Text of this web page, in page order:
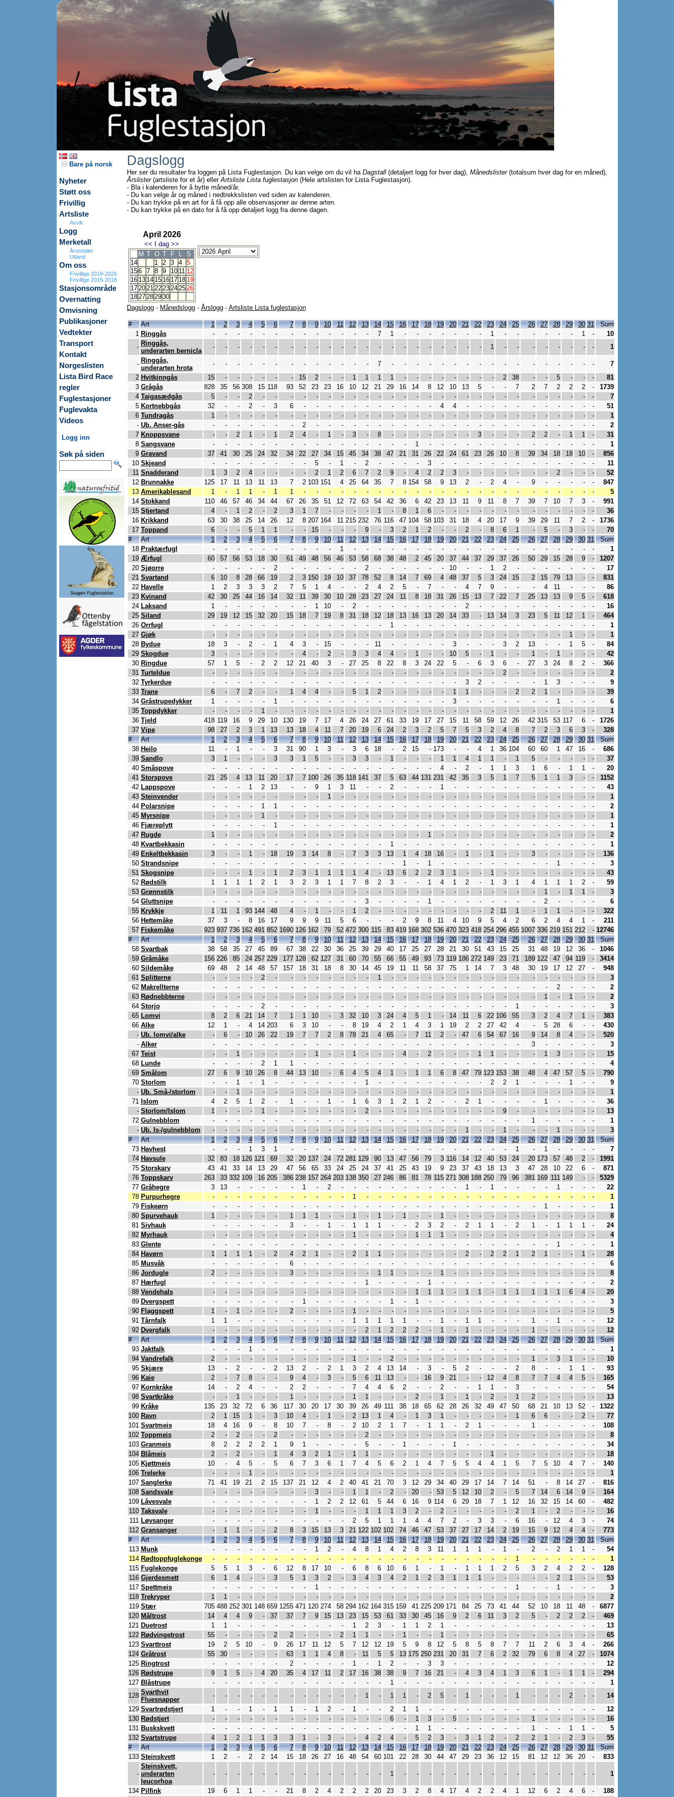
Bare på norsk
Nyheter
Støtt oss
Frivillig
Artsliste
Avvik
Logg
Merketall
Årstotaler
Utland
Om oss
Frivillige 2019-2026
Frivillige 2015-2018
Stasjonsområde
Overnatting
Omvisning
Publikasjoner
Vedtekter
Transport
Kontakt
Norgeslisten
Lista Bird Race
regler
Fuglestasjoner
Fuglevakta
Videos
Logg inn
Søk på siden
Dagslogg
Her ser du resultater fra loggen på Lista Fuglestasjon. Du kan velge om du vil ha Dagstall(detaljert logg for hver dag), Månedslister(totalsum hver dag for en måned),
Årslister(artsliste for et år) ellerArtsliste Lista fuglestasjon(Hele artslisten for Lista Fuglestasjon).
- Bla i kalenderen for å bytte måned/år.
- Du kan velge år og måned i nedtrekkslisten ved siden av kalenderen.
- Du kan trykke på en art for å få opp alle observasjoner av denne arten.
- Du kan trykke på en dato for å få opp detaljert logg fra denne dagen.
April 2026
<< I dag >>
M T O T F L
S
14
1 2 3 4
5
156 7 8 9 10 11 12
16 13 14 15 16 17 18 19
1720212223242526
1827282930
Dagslogg- Månedslogg- Årslogg- Artsliste Lista fuglestasjon
# Art 1 2 3 4 5 6 7 8 9 10 11 12 13 14 15 16 17 18 19 20 21 22 23 24 25 26 27 28 29 30 31
Sum
1 Ringgås - - - - - - - - - - - - - 7 1 - - - - - - - 1 - - - - - - 1 -
10
- Ringgås,
underarten bernicla
- - - - - - - - - - - - - - - - - - - - - - 1 - - - - - - - - 1
- Ringgås,
underarten hrota
- - - - - - - - - - - - - 7 - - - - - - - - - - - - - - - - -
7
2 Hvitkinngås 15 - - - - - - 15 2 - - 1 1 1 1 - - - - - - - - 2 38 - - 5 - - -
81
3 Grågås 828 35 56 308 15 118 93 52 23 23 16 10 12 21 29 16 14 8 12 10 13 5 - - 7 2 7 2 2 2 -
1739
4 Taigasædgås 5 - - 2 - - - - - - - - - - - - - - - - - - - - - - - - - - -
7
5 Kortnebbgås 32 - - 2 - 3 6 - - - - - - - - - - - 4 4 - - - - - - - - - - -
51
6 Tundragås 1 - - - - - - - - - - - - - - - - - - - - - - - - - - - - - -
1
- Ub. Anser-gås - - - - - - - 2 - - - - - - - - - - - - - - - - - - - - - - -
2
7 Knoppsvane - - 2 1 - 1 2 4 - 1 - 3 - 8 - - - - - - - 3 - - - 2 2 - 1 1 -
31
8 Sangsvane - - - - - - - - - - - - - - - - 1 - - - - - - - - - - - - - -
1
9 Gravand 37 41 30 25 24 32 34 22 27 34 15 45 34 38 47 21 31 26 22 24 61 23 26 10 8 39 34 18 18 10 -
856
10 Skjeand - - - - - - - - 5 - 1 - 2 - - - - 3 - - - - - - - - - - - - -
11
11 Snadderand 1 3 2 4 - - - - 2 1 2 6 7 2 9 - 4 2 2 3 - - - - - - - 2 - - -
52
12 Brunnakke 125 17 11 13 11 13 7 2 103 151 4 25 64 35 7 8 154 58 9 13 2 - 2 4 - 9 - - - - -
847
13 Amerikablesand 1 - 1 1 - 1 1 - - - - - - - - - - - - - - - - - - - - - - - -
5
14 Stokkand 110 46 57 46 34 44 67 26 35 51 12 72 63 54 42 36 6 42 23 13 11 9 11 8 7 39 7 10 7 3 -
991
15 Stjertand 4 - 1 2 - 2 3 1 7 - - - - 1 - 8 1 6 - - - - - - - - - - - - -
36
16 Krikkand 63 30 38 25 14 26 12 8 207 164 11 215 232 76 116 47 104 58 103 31 18 4 20 17 9 39 29 11 7 2 -
1736
17 Toppand 6 - - 5 1 1 - - 15 - - - 9 - 3 2 1 2 - - 2 - 8 6 1 - 5 - 3 - -
70
#
Art 1 2 3 4 5 6 7 8 9 10 11 12 13 14 15 16 17 18 19 20 21 22 23 24 25 26 27 28 29 30 31
Sum
18 Praktærfugl - - - - - - - - - - 1 - - - - - - - - - - - - - - - - - - - -
1
19 Ærfugl 60 57 56 53 18 30 61 49 48 56 46 53 58 68 38 48 2 45 20 37 44 37 29 37 26 50 29 15 28 9 -
1207
20 Sjøorre - - - - - 2 - - - - - - 2 - - - - - - 10 - - 1 2 - - - - - - -
17
21 Svartand 6 10 8 28 66 19 2 3 150 19 10 37 78 52 8 14 7 69 4 48 37 5 3 24 15 2 15 79 13 - -
831
22 Havelle 1 2 3 3 3 2 7 5 1 4 - - 2 4 2 5 - 7 - - 4 7 9 - - - 4 11 - - -
86
23 Kvinand 42 30 25 44 16 14 32 11 39 30 10 28 23 27 24 11 8 18 31 26 15 13 7 22 7 25 13 13 9 5 -
618
24 Laksand 1 - - - - - - - 1 10 - 2 - - - - - - - - 2 - - - - - - - - - -
16
25 Siland 29 19 12 15 32 20 15 18 7 19 8 31 18 12 18 13 16 13 20 14 33 - 13 14 3 23 5 11 12 1 -
464
26 Orrfugl - - - - - - - - - - - - - - 1 - - - - - - - - - - - - - - - -
1
27 Gjøk - - - - - - - - - - - - - - - - - - - - - - - - - - - - 1 - -
1
28 Bydue 18 3 - 2 - 1 4 3 - 15 - - - 11 - - - - - 3 - - - 3 2 13 - - 1 5 -
84
29 Skogdue 3 - - - - - - 4 - 2 - 3 3 4 4 - 1 - - 10 5 - 1 - - 1 - 1 - - -
42
30 Ringdue 57 1 5 - 2 2 12 21 40 3 - 27 25 8 22 8 3 24 22 5 - 6 3 6 - 27 3 24 8 2 -
366
31 Turteldue - - - - - - - - - - - - - - - - - - - - - - - 2 - - - - - - -
2
32 Tyrkerdue - - - - - - - - - - - - - - - - - - - - 3 2 - - - - 1 3 - - -
9
33 Trane 6 - 7 2 - - 1 4 4 - - 5 1 2 - - - - - 1 1 - - - 2 2 1 - - - -
39
34 Gråstrupedykker 1 - - - - 1 - - - - - - - - - - - - - 3 - - - - - - - 1 - - -
6
35 Toppdykker - - - - 1 - - - - - - - - - - - - - - - - - - - - - - - - - -
1
36 Tjeld 418 119 16 9 29 10 130 19 7 17 4 26 24 27 61 33 19 17 27 15 11 58 59 12 26 42 315 53 117 6 -
1726
37 Vipe 98 27 2 3 1 13 13 18 4 11 7 20 19 6 24 2 3 2 5 7 5 3 2 4 8 7 2 3 6 3 -
328
#
Art 1 2 3 4 5 6 7 8 9 10 11 12 13 14 15 16 17 18 19 20 21 22 23 24 25 26 27 28 29 30 31
Sum
38 Heilo 11 - 1 - - 3 31 90 1 3 - 3 6 18 - 2 15 - 173 - - 4 1 36 104 60 60 1 47 16 -
686
39 Sandlo 3 1 - - - 3 3 1 5 - - 3 3 - 1 - - - 1 1 4 1 1 - 1 5 - - - - -
37
40 Småspove - - - - - - - - - - - - - - - - - - 4 - 2 - 1 1 3 1 6 - 1 1 -
20
41 Storspove 21 25 4 13 11 20 17 7 100 26 35 118 141 37 5 63 44 131 231 42 35 3 5 1 7 5 1 1 3 - -
1152
42 Lappspove - - - 1 2 13 - - 9 1 3 11 - - 2 - - - 1 - - - - - - - - - - - -
43
43 Steinvender - - - - - - - - - 1 - - - - - - - - - - - - - - - - - - - - -
1
44 Polarsnipe - - - - 1 1 - - - - - - - - - - - - - - - - - - - - - - - - -
2
45 Myrsnipe - - - - 1 - - - - - - - - - - - - - - - - - - - - - - - - - -
1
46 Fjæreplytt - - - - - 1 - - - - - - - - - - - - - - - - - - - - - - - - -
1
47 Rugde 1 - - - - - - - - - - - - - - - - 1 - - - - - - - - - - - - -
2
48 Kvartbekkasin - - - - - - - - - - - - - - 1 - - - - - - - - - - - - - - - -
1
49 Enkeltbekkasin 3 - - 1 - 18 19 3 14 8 - 7 3 3 13 1 4 18 16 - 1 - 1 - - 3 - - - - -
136
50 Strandsnipe - - - - - - - - - - - - - - - 1 - 1 - - - - - - - - - 1 - - -
3
51 Skogsnipe - - - 1 - 1 2 3 1 1 1 1 4 - 13 6 2 2 3 1 - - 1 - - - - - - - -
43
52 Rødstilk 1 1 1 1 2 1 3 2 3 1 1 7 8 2 3 - - 1 4 1 2 - 1 3 1 4 1 1 1 2 -
59
53 Grønnstilk - - - - - - - - - - - - - - - - - - - - - - - - - - 1 - 1 1 -
3
54 Gluttsnipe - - - - - - - - - - - - 3 - - - - 1 - - - - - - - - 2 - - - -
6
55 Krykkje 1 11 1 93 144 48 4 - 1 - - 1 2 - - - - - - - - - 2 11 1 - 1 1 - - -
322
56 Hettemåke 37 3 - 8 16 17 9 9 9 11 5 6 - - - 2 9 8 11 4 10 9 5 4 2 6 2 4 4 1 -
211
57 Fiskemåke 923 937 736 162 491 852 1690 126 162 79 52 472 300 115 83 419 168 302 536 470 323 418 254 296 455 1007 336 219 151 212 - 12746
#
Art 1 2 3 4 5 6 7 8 9 10 11 12 13 14 15 16 17 18 19 20 21 22 23 24 25 26 27 28 29 30 31
Sum
58 Svartbak 38 58 35 27 45 89 67 38 22 30 36 25 39 29 40 17 25 27 28 21 30 51 43 15 25 31 48 19 12 36 -
1046
59 Gråmåke 156 226 85 24 257 229 177 128 62 127 31 60 70 55 66 55 49 93 73 119 186 272 149 23 71 189 122 47 94 119 -
3414
60 Sildemåke 69 48 2 14 48 57 157 18 31 18 8 30 14 45 19 11 11 58 37 75 1 14 7 3 48 30 19 17 12 27 -
948
61 Splitterne - - - - 2 - - - - - - - - 1 - - - - - - - - - - - - - - - - -
3
62 Makrellterne - - - - - - - - - - - - - - - - - - - - - - - - - - - 2 - - -
2
63 Rødnebbterne - - - - - - - - - - - - - - - - - - - - - - - - - - 1 - 1 - -
2
64 Storjo - - - - 2 - - - - - - - - - - - - - - - - - - - 1 - - - - - -
3
65 Lomvi 8 2 6 21 14 7 1 1 10 - 3 32 10 3 24 4 5 1 - 14 11 6 22 106 55 3 2 4 7 1 -
383
66 Alke 12 1 - 4 14 203 6 3 10 - - 8 19 4 2 1 4 3 1 19 2 2 27 42 4 - 5 28 6 - -
430
- Ub. lomvi/alke - 6 - 10 26 22 19 7 7 2 8 78 21 4 65 - 7 11 2 - 47 6 54 67 16 9 14 8 4 - -
520
- Alker - - - - - - - - - - - - - - - - - - - - - - - - - 3 - - - - -
3
67 Teist - - 1 - - - - - 1 - - 1 - - - 4 - 2 - - - 1 1 - - - 1 3 - - -
15
68 Lunde - - - - 2 1 1 - - - - - - - - - - - - - - - - - - - - - - - -
4
69 Smålom 27 6 9 10 26 8 44 13 10 - 6 4 5 4 1 - 1 1 6 8 47 79 123 153 38 48 4 47 57 5 -
790
70 Storlom - - 1 - 1 - - - - - - - 1 - - - - - - - - - 2 2 1 - - - 1 - -
9
- Ub. Små-/storlom - - 1 - - - - - - - - - - - - - - - - - - - - - - - - - - - -
1
71 Islom 4 2 5 1 2 - 1 - - 1 - 1 6 3 1 2 1 2 - - 2 1 - - - - 1 - - - -
36
- Storlom/Islom 1 - - - 1 - - - - - - - 2 - - - - - - - - - - 9 - - - - - - -
13
72 Gulnebblom - - - - - - - - - - - - - - - - - - - - - - - - - 1 - - - - -
1
- Ub. Is-/gulnebblom - - - - - - - - - - - - - - - - - - - - 1 - - 1 - - - 1 - - -
3
#
Art 1 2 3 4 5 6 7 8 9 10 11 12 13 14 15 16 17 18 19 20 21 22 23 24 25 26 27 28 29 30 31
Sum
73 Havhest - - - 1 3 1 - - - - - - - - - - - - - - - - - - 1 - 1 - - - -
7
74 Havsule 32 83 18 126 121 69 32 20 137 24 72 281 129 90 13 47 56 79 3 116 14 12 40 53 24 20 173 57 48 2 -
1991
75 Storskarv 43 41 33 14 13 29 47 56 65 33 24 25 24 37 41 25 43 19 9 23 37 43 18 13 3 47 28 10 22 6 -
871
76 Toppskarv 263 33 332 109 16 205 386 238 157 264 203 138 350 27 246 86 81 78 115 271 308 188 250 79 96 381 169 111 149 - -
5329
77 Gråhegre 3 13 - - - - - 1 - 2 - - - - - - - - - - 1 - 1 - - - - 1 - - -
22
78 Purpurhegre - - - - - - - - - - - 1 - - - - - - - - - - - - - - - - - - -
1
79 Fiskeørn - - - - - - - - - - - - - - - - - - - - - - - - - - 1 - - - -
1
80 Spurvehauk 1 - - - - - 1 1 1 - - 1 - 1 - 1 - - 1 - - - - - - - - - - - -
8
81 Sivhauk - - - - - - 3 - - 1 - 1 1 1 - - 2 3 2 - 2 1 1 - 2 1 - 1 1 1 -
24
82 Myrhauk - - - - - - - - - - - 1 - - - - 1 1 1 - - - - - - - - - - - -
4
83 Glente - - - - - - - - - - - - - - - - - - - - - - - - - - - 1 - - -
1
84 Havørn 1 1 1 1 - 2 4 2 1 - - 2 1 1 - - - - - - 2 - 2 2 1 2 1 - - 1 -
28
85 Musvåk - - - - - - 6 - - - - - - - - - - - - - - - - - - - - - - - -
6
86 Jordugle 2 - - - - - 3 - - - - - - 1 1 - - - 1 - - - - - - - - - - - -
8
87 Hærfugl - - - - - - - - - - - - 1 - - - - 1 - - - - - - - - - - - - -
2
88 Vendehals - - - - - - - - - - - - - - - - 1 1 1 - 1 1 - 1 1 1 1 1 6 4 -
20
89 Dvergspett - - - - - - - 1 - - - - - - 1 - 1 - - - - - - - - - - - - - -
3
90 Flaggspett 1 - 1 - - - 2 - - - - 1 - - - - - - - - - - - - - - - - - - -
5
91 Tårnfalk 1 1 - - - - - - - - - 1 1 1 1 1 - - 1 - 1 1 - - - 1 - 1 - - -
12
92 Dvergfalk - - - - - - - - - - - - 2 1 2 2 2 - 1 - 1 - - - - 1 - - - - -
12
#
Art 1 2 3 4 5 6 7 8 9 10 11 12 13 14 15 16 17 18 19 20 21 22 23 24 25 26 27 28 29 30 31
Sum
93 Jaktfalk - - - 1 - - - - - - - - - - - - - - - - - - - - - - - - - - -
1
94 Vandrefalk 2 - - - - - - - - - - 1 - - 2 - - - - - - - - - - 1 - 3 1 - -
10
95 Skjære 13 - 2 - - 2 13 2 - 2 1 3 2 4 13 14 - 3 - 5 2 - - - 2 8 - - 1 1 -
93
96 Kaie 2 - 7 8 - - 9 4 - 3 - 5 6 11 13 - - 16 9 21 - - 12 4 8 7 7 4 4 5 -
165
97 Kornkråke 14 - 2 4 - - 2 2 - - - 7 4 4 6 2 - - 2 - - 1 1 - 3 - - - - - -
54
98 Svartkråke - - 1 - - - 1 - - - - 1 1 - - - 2 - 1 - 1 - 2 - 1 2 - - - - -
13
99 Kråke 135 23 32 72 6 36 117 30 20 17 30 39 26 49 111 38 18 65 62 28 26 32 49 47 50 68 21 10 13 52 -
1322
100 Ravn 2 1 15 1 - 3 10 4 - 1 - 2 13 1 4 - 1 3 1 - - - - - 1 6 6 - - 2 -
77
101 Svartmeis 18 4 16 9 - 8 10 7 - 8 - 2 10 2 1 7 - 1 1 - 2 1 - - - 1 - - - - -
108
102 Toppmeis 2 - 2 - - 2 - - - - - - 2 - - - - - - - - - - - - - - - - - -
8
103 Granmeis 8 2 2 2 2 1 9 1 - - - - 5 - - 1 - - - 1 - - - - - - - - - - -
34
104 Blåmeis 2 - 2 - - 1 4 3 2 1 - 1 1 - - - - - - - - - 1 - - - - - - - -
18
105 Kjøttmeis 10 - 4 5 - 5 6 7 3 6 1 7 4 5 6 2 1 4 7 5 5 4 4 1 5 7 5 10 4 7 -
140
106 Trelerke - - - 1 - - - - - - - - - - - - - - - - - - - - - - - - - - -
1
107 Sanglerke 71 41 19 21 2 15 137 21 12 4 2 40 41 21 70 3 12 29 34 40 29 17 14 7 14 51 - 8 14 27 -
816
108 Sandsvale - - - - - - - - 3 - - 1 1 - 2 - 20 - 53 5 12 10 2 - 5 7 14 6 14 9 -
164
109 Låvesvale - - - - - - - - 1 2 2 12 61 5 44 6 16 9 114 6 29 18 7 1 12 16 32 15 14 60 -
482
110 Taksvale - - - - - - - - 1 - - - 1 1 1 3 2 - 2 - - - - - 2 1 - 2 - - -
16
111 Løvsanger - - - - - - - - - - - 2 5 1 1 1 4 4 7 2 - 3 3 - 6 16 - 12 4 3 -
74
112 Gransanger - 1 1 - - 2 8 3 15 13 3 21 122 102 102 74 46 47 53 37 27 17 14 2 19 15 9 12 4 4 -
773
#
Art 1 2 3 4 5 6 7 8 9 10 11 12 13 14 15 16 17 18 19 20 21 22 23 24 25 26 27 28 29 30 31
Sum
113 Munk - - - - - - - - 1 2 - 4 8 1 4 2 8 3 11 1 1 1 - 1 - 2 - 2 1 1 -
54
114 Rødtoppfuglekonge - - - - - - - - - - - - - - - - - - - - - - - - 1 - - - - - -
1
115 Fuglekonge 5 5 1 3 - 6 12 8 17 10 - 6 8 6 10 6 1 - 1 - 1 1 1 2 5 3 2 4 2 2 -
128
116 Gjerdesmett 6 1 4 - - 3 5 1 3 2 - 3 4 3 4 2 1 2 3 1 1 1 - - - - - 2 1 - -
53
117 Spettmeis - - - - - - - - 1 - - - - - - - - - - - - - - - 1 - - 1 - - -
3
118 Trekryper 1 1 - - - - - - - - - - - - - - - - - - - - - - - - - - - - -
2
119 Stær 705 488 252 301 148 659 1255 471 120 274 58 294 162 164 315 159 41 225 209 171 84 25 73 41 44 52 10 18 11 48 -
6877
120 Måltrost 14 4 4 9 - 37 37 7 9 15 13 23 15 53 61 33 30 45 16 9 2 6 11 3 2 5 - 2 2 2 -
469
121 Duetrost 1 1 - - - - - - - - - 1 2 3 - 1 1 2 1 - - - - - - - - - - - -
13
122 Rødvingetrost 55 - - - - 2 2 - - - 2 1 1 - - 1 - - 1 - - - - - - - - - - - -
65
123 Svarttrost 19 2 5 10 - 9 26 17 11 12 5 7 12 12 19 5 9 8 12 5 8 5 8 7 7 11 2 6 3 4 -
266
124 Gråtrost 55 30 - - - - 63 1 1 4 8 - 11 5 5 13 175 250 231 20 31 7 6 2 32 79 6 8 4 27 -
1074
125 Ringtrost - - - - - - 2 - - - - 1 - 1 2 - - 3 3 - - - - - - - - - - - -
12
126 Rødstrupe 9 1 5 - 4 20 35 4 17 11 2 17 16 38 38 9 7 16 21 - 4 3 4 1 3 6 1 - 1 1 -
294
127 Blåstrupe - - - - - - - - - - - - - - 1 - - - - - - - - - - - - - - - -
1
128 Svarthvit
Fluesnapper
- - - - - - - - - - - - 1 - 1 1 - 2 5 - 1 - - - 1 - - - 2 - -
14
129 Svartrødstjert 1 - - 1 - 1 1 - 1 2 - 1 - - 2 1 1 - - - - - - - - - - - - - -
12
130 Rødstjert - - - - - - - - - - - - - - 6 - 1 3 - 5 - - - - - 1 - - - - -
16
131 Buskskvett - - - - - - - - - - - - - - - - 1 1 - - - - - - - 1 - - 1 1 -
5
132 Svartstrupe 4 1 2 1 1 3 3 1 - 3 - - 4 2 4 - 5 2 3 - 3 1 2 - 2 2 1 - 2 3 -
55
#
Art 1 2 3 4 5 6 7 8 9 10 11 12 13 14 15 16 17 18 19 20 21 22 23 24 25 26 27 28 29 30 31
Sum
133 Steinskvett 1 2 - 2 2 14 15 18 26 27 16 48 54 60 101 22 28 30 44 47 29 23 36 12 15 81 12 12 36 20 - 833
-
Steinskvett,
underarten
leucorhoa
- - - - - - - - - - - - - - 1 - - - - - - - - - - - - - - - - 1
134 Pilfink 19 6 1 1 - - 21 8 2 4 2 2 2 20 23 3 2 8 4 17 4 2 2 4 1 12 6 2 4 6 -
188